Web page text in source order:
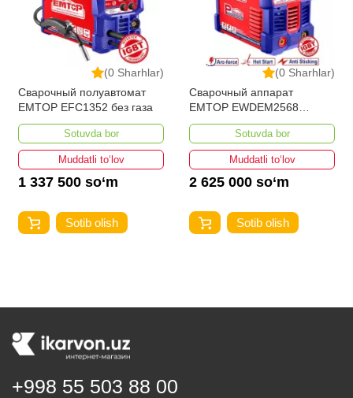
(0 Sharhlar)
Сварочный полуавтомат
EMTOP EFC1352 без газа
Sotuvda bor
Muddatli to‘lov
1 337 500 so‘m
Sotib olish
(0 Sharhlar)
Сварочный аппарат
EMTOP EWDEM2568
MMA/TIG Lift
Sotuvda bor
Muddatli to‘lov
2 625 000 so‘m
Sotib olish
+998 55 503 88 00